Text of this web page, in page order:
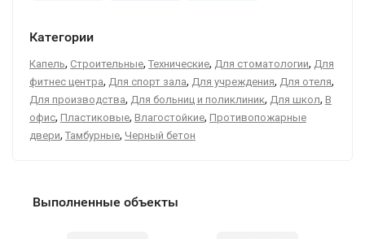
Категории
Капель, Строительные, Технические, Для стоматологии, Для
фитнес центра, Для спорт зала, Для учреждения, Для отеля,
Для производства, Для больниц и поликлиник, Для школ, В
офис, Пластиковые, Влагостойкие, Противопожарные
двери, Тамбурные, Черный бетон
Выполненные объекты